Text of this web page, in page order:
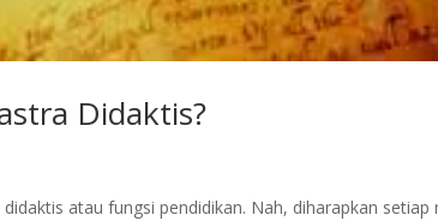
Didaktis?
atau fungsi pendidikan. Nah, diharapkan setiap